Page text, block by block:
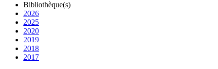
Bibliothèque(s)
2026
2025
2020
2019
2018
2017